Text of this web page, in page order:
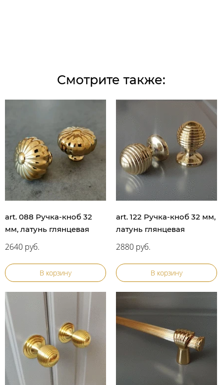
Смотрите также:
art. 088 Ручка-кноб 32
мм, латунь глянцевая
2640 руб.
В корзину
art. 122 Ручка-кноб 32 мм,
латунь глянцевая
2880 руб.
В корзину